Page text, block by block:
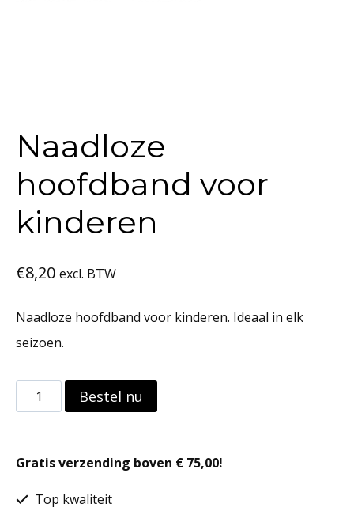
Naadloze
hoofdband voor
kinderen
€8,20 excl. BTW
Naadloze hoofdband voor kinderen. Ideaal in elk
seizoen.
Naadloze
hoofdband
kinderen
aantal
Bestel nu
Gratis verzending boven € 75,00!
Top kwaliteit